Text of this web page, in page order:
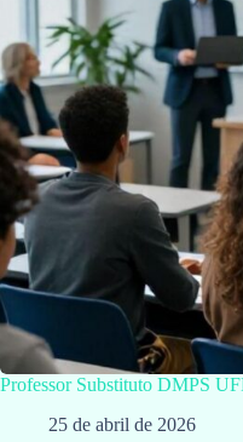
Professor Substituto DMPS
25 de abril de 2026